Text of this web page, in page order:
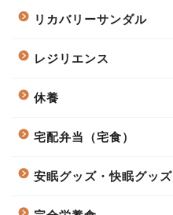
リカバリーサンダル
レジリエンス
休養
宅配弁当（宅食）
安眠グッズ・快眠グッズ